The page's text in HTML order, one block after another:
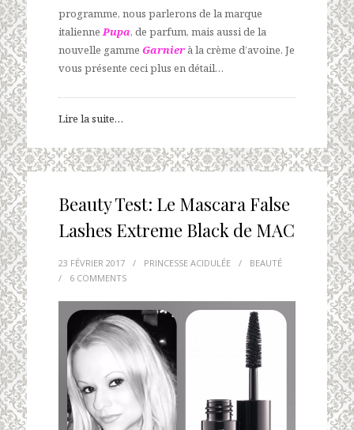
programme, nous parlerons de la marque
italiennePupa, de parfum, mais aussi de la
nouvelle gamme Garnier à la crème d’avoine. Je
vous présente ceci plus en détail…
Lire la suite…
Beauty Test: Le Mascara False
Lashes Extreme Black de MAC
23 FÉVRIER 2017 / PRINCESSE ACIDULÉE /
BEAUTÉ
/
6 COMMENTS